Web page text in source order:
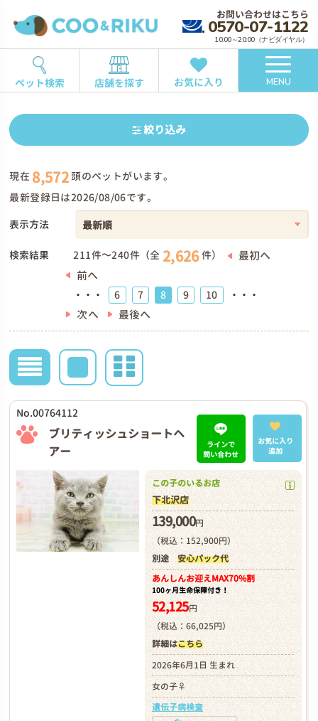
お問い合わせはこちら
0570-07-1122
10:00～20:00（ナビダイヤル）
ペット検索 店舗を探す お気に入り MENU
絞り込み
現在 8,572頭のペットがいます。
最新登録日は2026/08/06です。
表示方法
検索結果 211件～240件（全 2,626件）
最初へ
前へ
・・・ 6 7 8 9 10 ・・・
次へ 最後へ
No.00764112
ブリティッシュショートヘ
アー
ラインで
問い合わせ
お気に入り
追加
この子のいるお店
下北沢店
139,000円
（税込：152,900円）
別途 安心パック代
あんしんお迎えMAX70%割
100ヶ月生命保障付き！
52,125円
（税込：66,025円）
詳細はこちら
2026年6月1日 生まれ
女の子♀
遺伝子病検査